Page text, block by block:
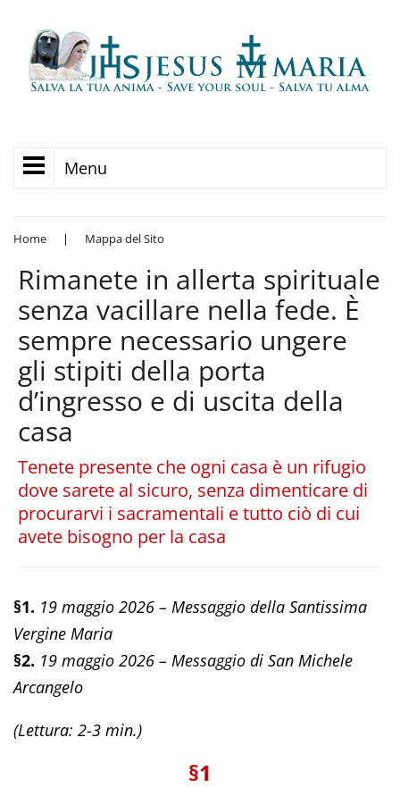
Menu
Home | Mappa del Sito
Rimanete in allerta spirituale
senza vacillare nella fede. È
sempre necessario ungere
gli stipiti della porta
d’ingresso e di uscita della
casa
Tenete presente che ogni casa è un rifugio
dove sarete al sicuro, senza dimenticare di
procurarvi i sacramentali e tutto ciò di cui
avete bisogno per la casa
§1. 19 maggio 2026 – Messaggio della Santissima
Vergine Maria
§2. 19 maggio 2026 – Messaggio di San Michele
Arcangelo
(Lettura: 2-3 min.)
§1